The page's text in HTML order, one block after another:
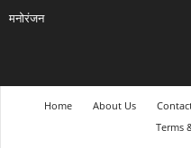
मनोरंजन
Home About Us
Terms